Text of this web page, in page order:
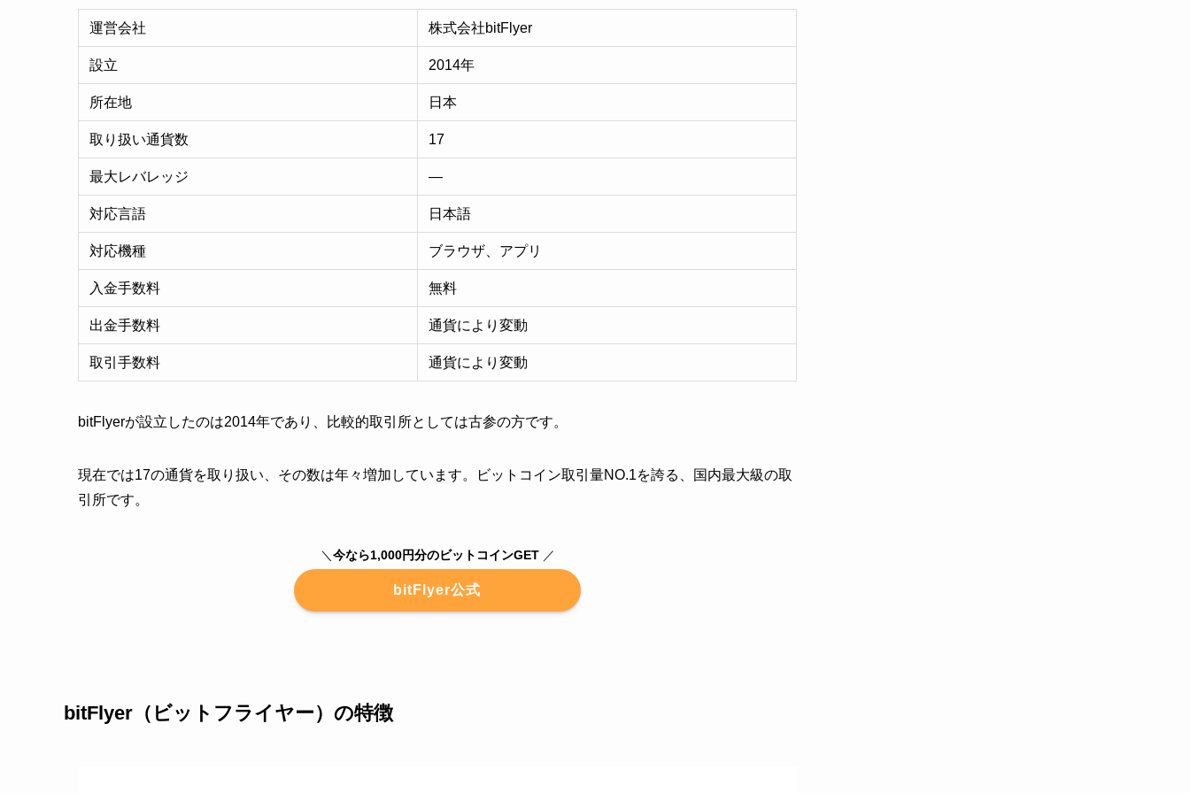
運営会社 株式会社bitFlyer
設立 2014年
所在地 日本
取り扱い通貨数 17
最大レバレッジ —
対応言語 日本語
対応機種 ブラウザ、アプリ
入金手数料 無料
出金手数料 通貨により変動
取引手数料 通貨により変動
bitFlyerが設立したのは2014年であり、比較的取引所としては古参の方です。
現在では17の通貨を取り扱い、その数は年々増加しています。ビットコイン取引量NO.1を誇る、国内最大級の取
引所です。
＼ 今なら1,000円分のビットコインGET ／
bitFlyer公式
bitFlyer（ビットフライヤー）の特徴